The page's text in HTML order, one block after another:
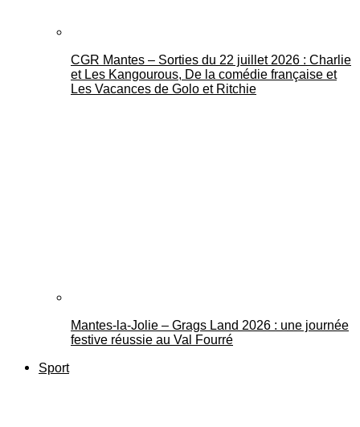
CGR Mantes – Sorties du 22 juillet 2026 : Charlie
et Les Kangourous, De la comédie française et
Les Vacances de Golo et Ritchie
Mantes-la-Jolie – Grags Land 2026 : une journée
festive réussie au Val Fourré
Sport